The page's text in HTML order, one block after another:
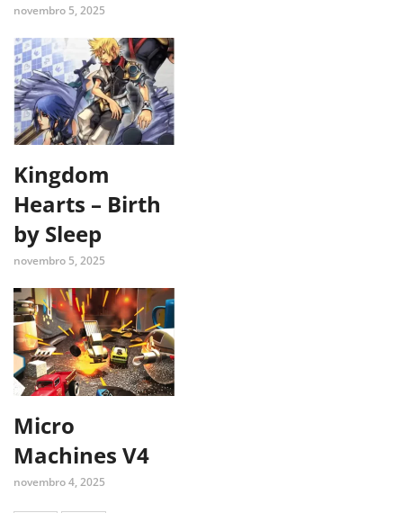
novembro 5, 2025
Kingdom
Hearts – Birth
by Sleep
novembro 5, 2025
Micro
Machines V4
novembro 4, 2025